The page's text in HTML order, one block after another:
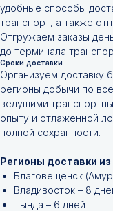
удобные способы
транспорт, а также
Отгружаем заказы
до терминала
Сроки доставки
Организуем доставку
регионы добычи по
ведущими
опыту и отлаженной
полной сохранности.
Регионы доставки
Благовещенск
Владивосток – 8
Тында – 6 дней